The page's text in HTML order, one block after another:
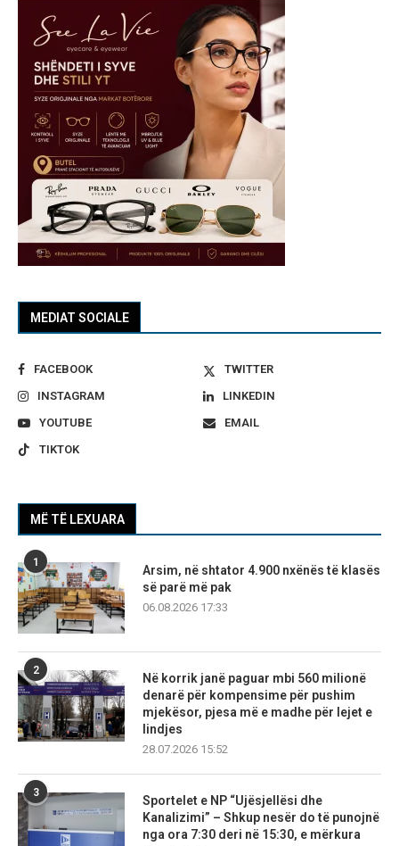
MEDIAT SOCIALE
FACEBOOK
TWITTER
INSTAGRAM
LINKEDIN
YOUTUBE
EMAIL
TIKTOK
MË TË LEXUARA
1
Arsim, në shtator 4.900 nxënës të klasës
së parë më pak
06.08.2026 17:33
2
Në korrik janë paguar mbi 560 milionë
denarë për kompensime për pushim
mjekësor, pjesa më e madhe për lejet e
lindjes
28.07.2026 15:52
3
Sportelet e NP “Ujësjellësi dhe
Kanalizimi” – Shkup nesër do të punojnë
nga ora 7:30 deri në 15:30, e mërkura